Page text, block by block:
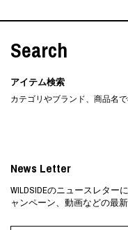
Search
アイテム検索
カテゴリやブランド、商品名
News Letter
WILDSIDEのニュースレタ
ャンペーン、動画などの最